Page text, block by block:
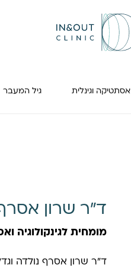
אסתטיקה וגינלית גיל המעבר
ד"ר שרון
מומחית לגינקולוגיה
ד"ר שרון אסרף נולדה